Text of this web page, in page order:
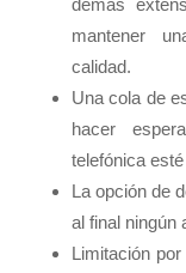
demás
mantener
calidad.
Una cola de
hacer
telefónica
La opción de
al final ningún
Limitación